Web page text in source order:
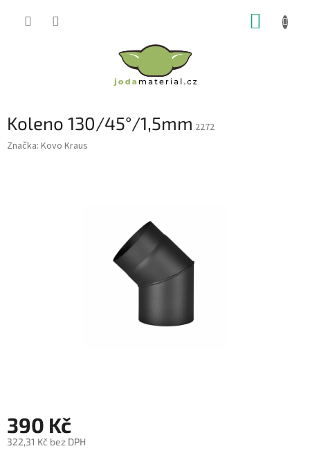
Koleno 130/45°/1,5mm 2272
Značka: Kovo Kraus
390 Kč
322,31 Kč bez DPH